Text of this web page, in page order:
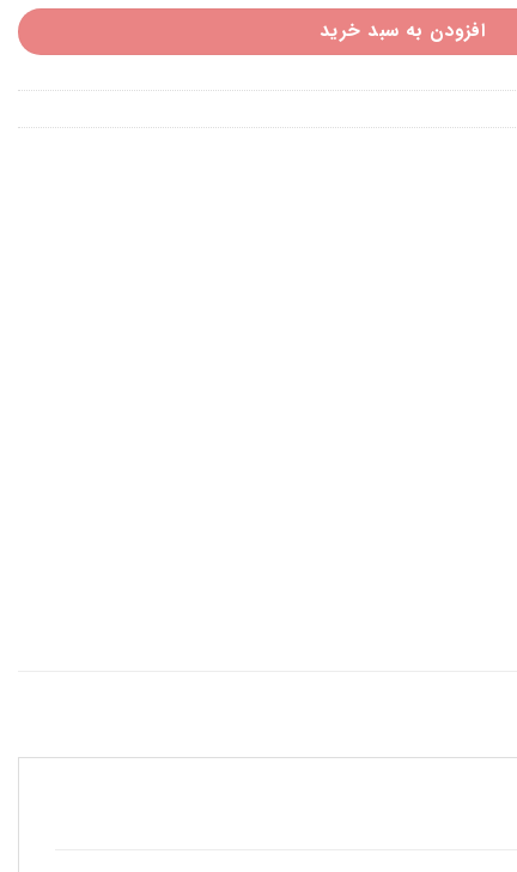
افزودن به سبد خرید